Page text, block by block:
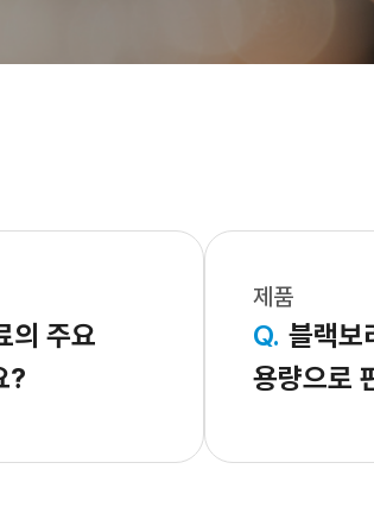
의 주요
?
제품
Q. 블랙보
용량으로